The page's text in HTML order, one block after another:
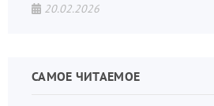
20.02.2026
САМОЕ ЧИТАЕМОЕ